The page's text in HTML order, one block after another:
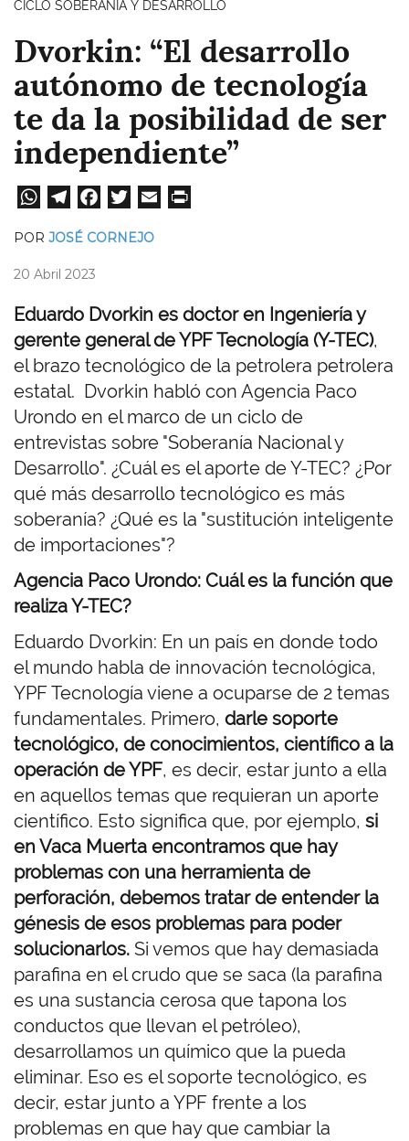
CICLO SOBERANÍA Y DESARROLLO
Dvorkin: “El desarrollo
autónomo de tecnología
te da la posibilidad de ser
independiente”
W
A
pp
Te
le
a
m
Fa
POR JOSÉ CORNEJO
20 Abril 2023
Eduardo Dvorkin es doctor en Ingeniería y
gerente general de YPF Tecnología (Y-TEC),
el brazo tecnológico de la petrolera petrolera
estatal. Dvorkin habló con Agencia Paco
Urondo en el marco de un ciclo de
entrevistas sobre "Soberanía Nacional y
Desarrollo". ¿Cuál es el aporte de Y-TEC? ¿Por
qué más desarrollo tecnológico es más
soberanía? ¿Qué es la "sustitución inteligente
de importaciones"?
Agencia Paco Urondo: Cuál es la función que
realiza Y-TEC?
Eduardo Dvorkin: En un país en donde todo
el mundo habla de innovación tecnológica,
YPF Tecnología viene a ocuparse de 2 temas
fundamentales. Primero, darle soporte
tecnológico, de conocimientos, científico a la
operación de YPF, es decir, estar junto a ella
en aquellos temas que requieran un aporte
científico. Esto significa que, por ejemplo, si
en Vaca Muerta encontramos que hay
problemas con una herramienta de
perforación, debemos tratar de entender la
génesis de esos problemas para poder
solucionarlos. Si vemos que hay demasiada
parafina en el crudo que se saca (la parafina
es una sustancia cerosa que tapona los
conductos que llevan el petróleo),
desarrollamos un químico que la pueda
eliminar. Eso es el soporte tecnológico, es
decir, estar junto a YPF frente a los
problemas en que hay que cambiar la